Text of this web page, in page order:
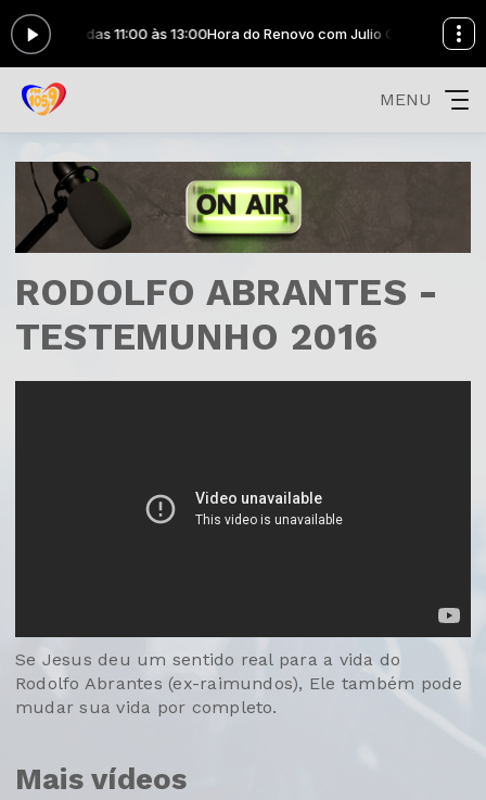
Cesar das 11:00 às 13:00Hora do Renovo com Julio Cesar das 11:00
MENU
RODOLFO ABRANTES -
TESTEMUNHO 2016
Mais vídeos
Se Jesus deu um sentido real para a vida do
Rodolfo Abrantes (ex-raimundos), Ele também pode
mudar sua vida por completo.